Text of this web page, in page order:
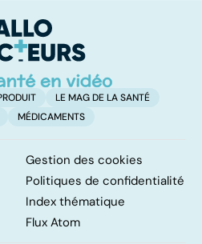
gastro-entérites
LE MAG DE LA SANTÉ
MÉDICAMENTS
Gestion des cookies
Politiques de confidentialité
Index thématique
Flux Atom